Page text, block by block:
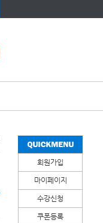
회원가입
마이페이지
수강신청
쿠폰등록